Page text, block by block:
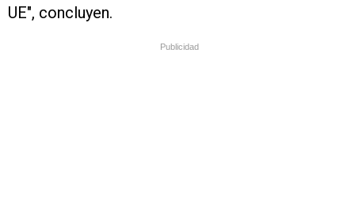
UE", concluyen.
Publicidad